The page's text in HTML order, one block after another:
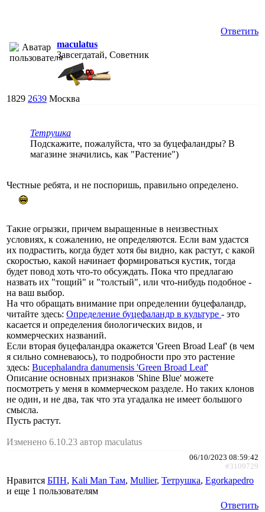
Ответить
maculatus
Завсегдатай, Советник
1829 2639 Москва
Тетрушка
Подскажите, пожалуйста, что за буцефаландры? В
магазине значились, как "Растение")
Честные ребята, и не поспоришь, правильно определено.
Такие огрызки, причем выращенные в неизвестных
условиях, к сожалению, не определяются. Если вам удастся
их подрастить, когда будет хотя бы видно, как растут, с какой
скоростью, какой начинает формироваться кустик, тогда
будет повод хоть что-то обсуждать. Пока что предлагаю
назвать их "тощий" и "толстый", или что-нибудь подобное -
на ваш выбор.
На что обращать внимание при определении буцефаландр,
читайте здесь: Определение буцефаландр в культуре - это
касается и определения биологических видов, и
коммерческих названий.
Если вторая буцефаландра окажется 'Green Broad Leaf' (в чем
я сильно сомневаюсь), то подробности про это растение
здесь: Bucephalandra danumensis 'Green Broad Leaf'
Описание основных признаков 'Shine Blue' можете
посмотреть у меня в коммерческом разделе. Но таких клонов
не один, и не два, так что эта угадалка не имеет большого
смысла.
Пусть растут.
Изменено 6.10.23 автор maculatus
06/10/2023 08:59:42
#3109729
Нравится БПН, Kali Man Там, Mullier, Тетрушка, Egorkapedro
и еще 1 пользователям
Ответить